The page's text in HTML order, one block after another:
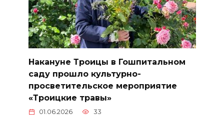
Накануне Троицы в Гошпитальном
саду прошло культурно-
просветительское мероприятие
«Троицкие травы»
01.06.2026 33